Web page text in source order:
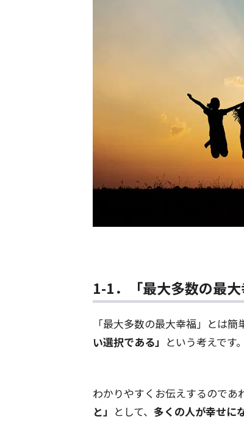
1-1．「最大多数の最
「最大多数の最大幸福」とは簡
い選択である」 という考えです。
わかりやすくお伝えするのであ
と」 として、 多くの人が幸せに